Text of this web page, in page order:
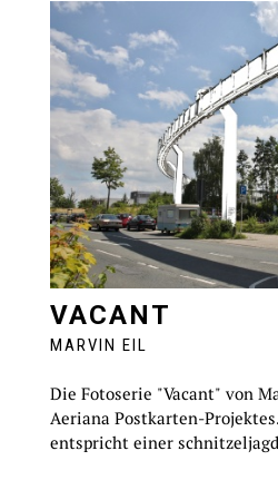
VACANT
MARVIN EIL
Die Fotoserie "Vacant" von
Aeriana Postkarten-
entspricht einer